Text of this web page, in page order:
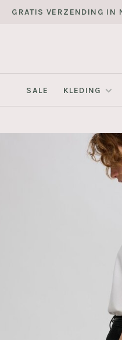
GRATIS VERZENDING IN
SALE KLEDING